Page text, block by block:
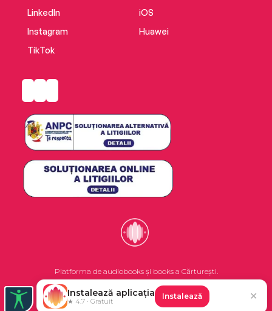
LinkedIn
Instagram
TikTok
iOS
Huawei
Platforma de audiobooks și books a Cărturești.
©2026 Nemo EPG SRL. Toate drepturile rezervate.
Instalează aplicația
★ 4.7 · Gratuit
Instalează ✕